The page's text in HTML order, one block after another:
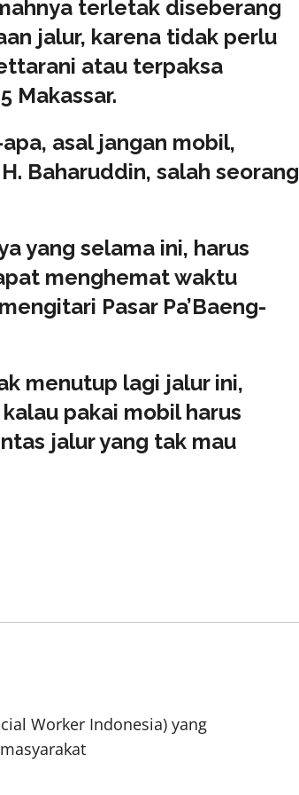
terletak diseberang
jalur, karena tidak perlu
atau terpaksa
Makassar.
asal jangan mobil,
Baharuddin, salah seorang
yang selama ini, harus
menghemat waktu
Pasar Pa’Baeng-
menutup lagi jalur ini,
pakai mobil harus
jalur yang tak mau
Worker Indonesia) yang